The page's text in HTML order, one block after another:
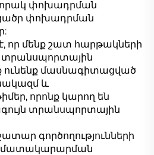
փոխադրման
ցածր փոխադրման
որ մենք շատ հարթակների
ունենք մասնագիտացված
և
որոնք կարող են
տրանսպորտային
գործողությունների
մատակարարման